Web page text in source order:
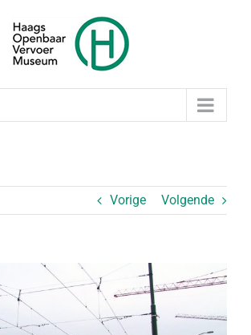
Vorige Volgende